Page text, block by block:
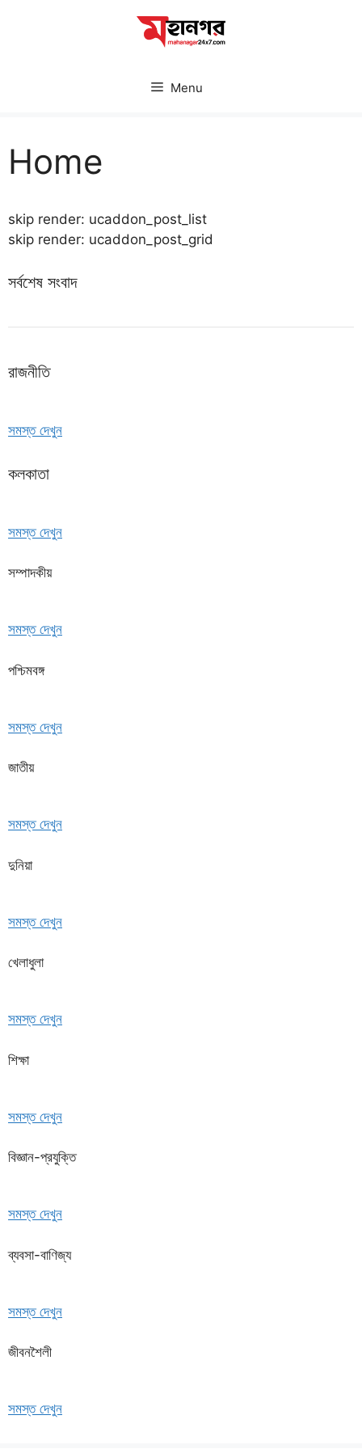
Menu
Home
skip render: ucaddon_post_list
skip render: ucaddon_post_grid
সর্বশেষ সংবাদ
রাজনীতি
সমস্ত দেখুন
কলকাতা
সমস্ত দেখুন
সম্পাদকীয়
সমস্ত দেখুন
পশ্চিমবঙ্গ
সমস্ত দেখুন
জাতীয়
সমস্ত দেখুন
দুনিয়া
সমস্ত দেখুন
খেলাধুলা
সমস্ত দেখুন
শিক্ষা
সমস্ত দেখুন
বিজ্ঞান-প্রযুক্তি
সমস্ত দেখুন
ব্যবসা-বাণিজ্য
সমস্ত দেখুন
জীবনশৈলী
সমস্ত দেখুন